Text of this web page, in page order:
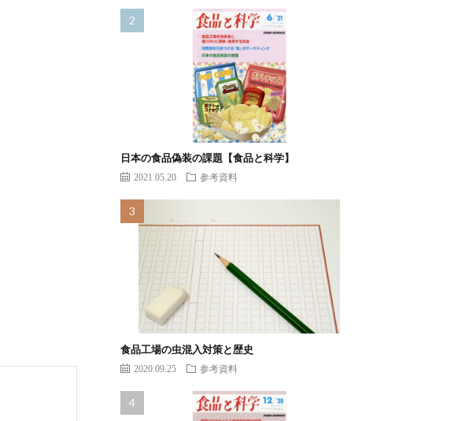
日本の食品偽装の課題【食品と科学】
2021.05.20 参考資料
食品工場の虫混入対策と歴史
2020.09.25 参考資料